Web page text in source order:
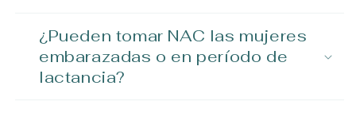
¿Pueden tomar NAC las mujeres
embarazadas o en período de
lactancia?